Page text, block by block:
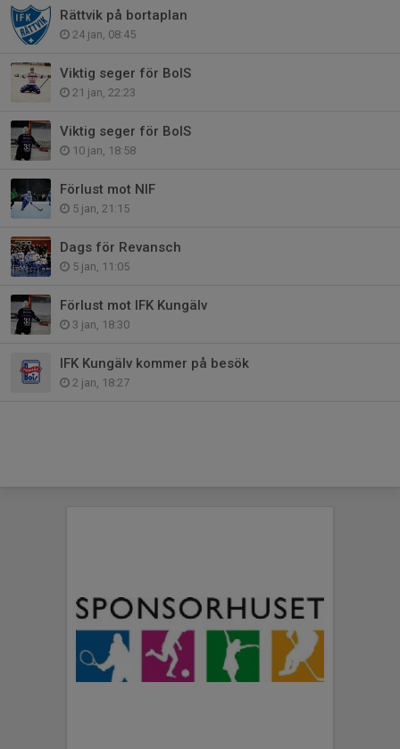
Rättvik på bortaplan
24 jan, 08:45
Viktig seger för BoIS
21 jan, 22:23
Viktig seger för BoIS
10 jan, 18:58
Förlust mot NIF
5 jan, 21:15
Dags för Revansch
5 jan, 11:05
Förlust mot IFK Kungälv
3 jan, 18:30
IFK Kungälv kommer på besök
2 jan, 18:27